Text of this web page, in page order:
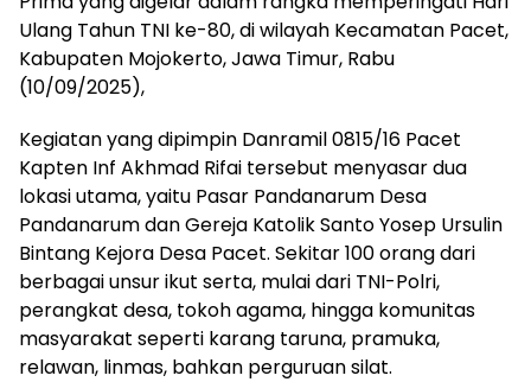
Ulang Tahun TNI ke-80, di wilayah Kecamatan Pacet,
Kabupaten Mojokerto, Jawa Timur, Rabu
(10/09/2025),
Kegiatan yang dipimpin Danramil 0815/16 Pacet
Kapten Inf Akhmad Rifai tersebut menyasar dua
lokasi utama, yaitu Pasar Pandanarum Desa
Pandanarum dan Gereja Katolik Santo Yosep Ursulin
Bintang Kejora Desa Pacet. Sekitar 100 orang dari
berbagai unsur ikut serta, mulai dari TNI-Polri,
perangkat desa, tokoh agama, hingga komunitas
masyarakat seperti karang taruna, pramuka,
relawan, linmas, bahkan perguruan silat.